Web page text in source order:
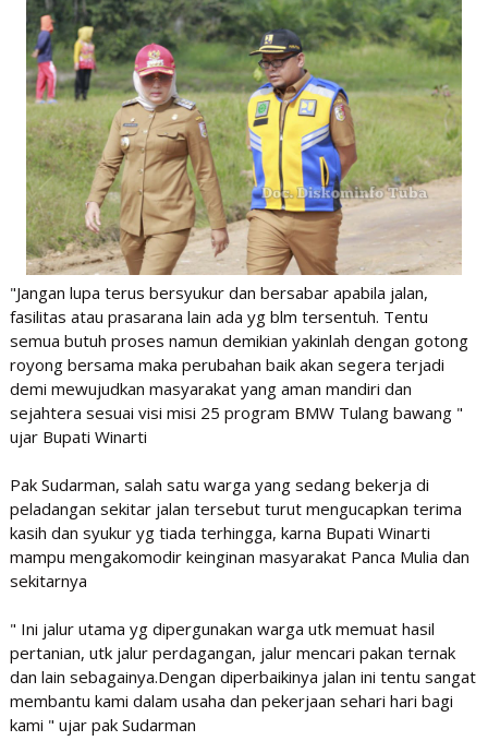
"Jangan lupa terus bersyukur dan bersabar apabila jalan,
fasilitas atau prasarana lain ada yg blm tersentuh. Tentu
semua butuh proses namun demikian yakinlah dengan gotong
royong bersama maka perubahan baik akan segera terjadi
demi mewujudkan masyarakat yang aman mandiri dan
sejahtera sesuai visi misi 25 program BMW Tulang bawang "
ujar Bupati Winarti
Pak Sudarman, salah satu warga yang sedang bekerja di
peladangan sekitar jalan tersebut turut mengucapkan terima
kasih dan syukur yg tiada terhingga, karna Bupati Winarti
mampu mengakomodir keinginan masyarakat Panca Mulia dan
sekitarnya
" Ini jalur utama yg dipergunakan warga utk memuat hasil
pertanian, utk jalur perdagangan, jalur mencari pakan ternak
dan lain sebagainya.Dengan diperbaikinya jalan ini tentu sangat
membantu kami dalam usaha dan pekerjaan sehari hari bagi
kami " ujar pak Sudarman